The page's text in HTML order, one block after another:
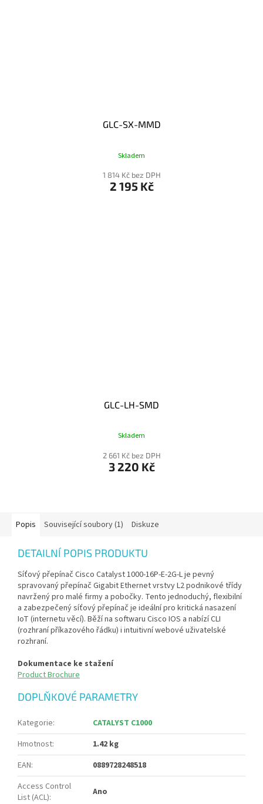
GLC-SX-MMD
Skladem
1 814 Kč bez DPH
2 195 Kč
GLC-LH-SMD
Skladem
2 661 Kč bez DPH
3 220 Kč
Popis Související soubory (1) Diskuze
DETAILNÍ POPIS PRODUKTU
Síťový přepínač Cisco Catalyst 1000-16P-E-2G-L je pevný
spravovaný přepínač Gigabit Ethernet vrstvy L2 podnikové třídy
navržený pro malé firmy a pobočky. Tento jednoduchý, flexibilní
a zabezpečený síťový přepínač je ideální pro kritická nasazení
IoT (internetu věcí). Běží na softwaru Cisco IOS a nabízí CLI
(rozhraní příkazového řádku) i intuitivní webové uživatelské
rozhraní.
Dokumentace ke stažení
Product Brochure
DOPLŇKOVÉ PARAMETRY
Kategorie:
CATALYST C1000
Hmotnost:
1.42 kg
EAN:
0889728248518
Access Control
List (ACL): Ano